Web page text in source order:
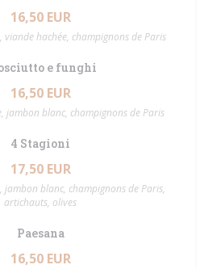
16,50 EUR
hachée, champignons de Paris
e funghi
16,50 EUR
jambon blanc, champignons de Paris
4 Stagioni
17,50 EUR
blanc, champignons de Paris,
artichauts, olives
Paesana
16,50 EUR